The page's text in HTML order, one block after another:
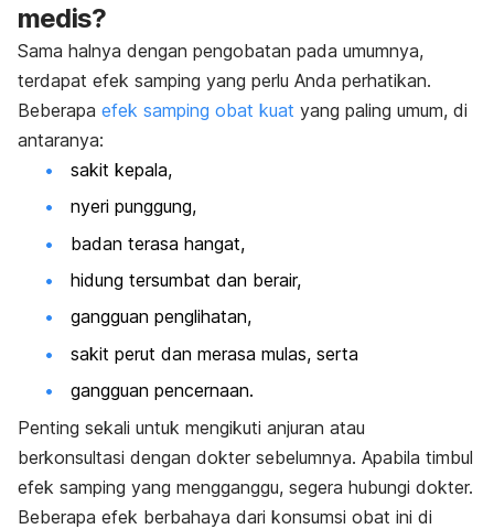
medis?
Sama halnya dengan pengobatan pada umumnya,
terdapat efek samping yang perlu Anda perhatikan.
Beberapa efek samping obat kuat yang paling umum, di
antaranya:
sakit kepala,
nyeri punggung,
badan terasa hangat,
hidung tersumbat dan berair,
gangguan penglihatan,
sakit perut dan merasa mulas, serta
gangguan pencernaan.
Penting sekali untuk mengikuti anjuran atau
berkonsultasi dengan dokter sebelumnya. Apabila timbul
efek samping yang mengganggu, segera hubungi dokter.
Beberapa efek berbahaya dari konsumsi obat ini di